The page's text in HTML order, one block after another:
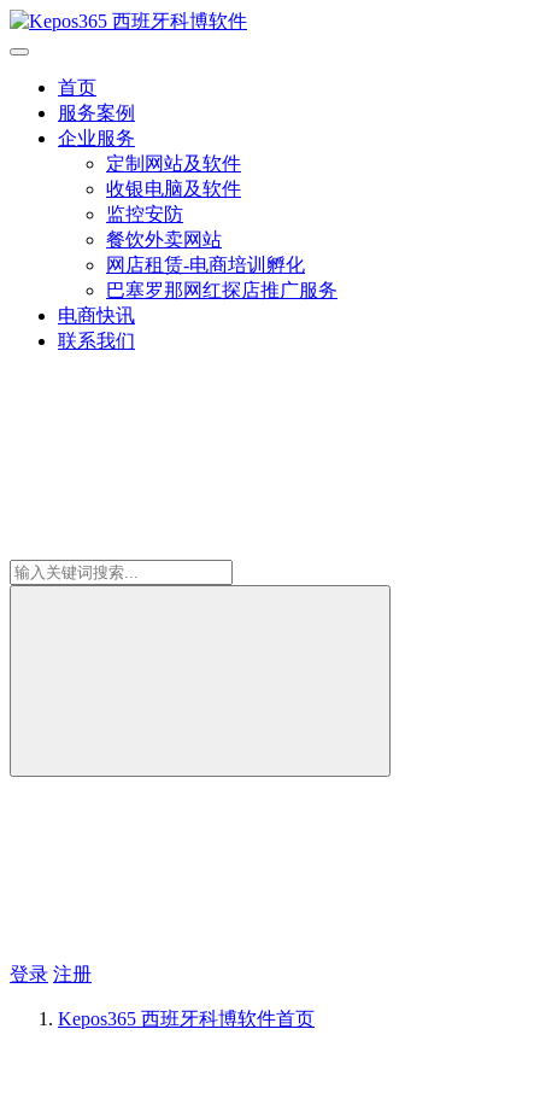
首页
服务案例
企业服务
定制网站及软件
收银电脑及软件
监控安防
餐饮外卖网站
网店租赁-电商培训孵化
巴塞罗那网红探店推广服务
电商快讯
联系我们
登录 注册
Kepos365 西班牙科博软件首页